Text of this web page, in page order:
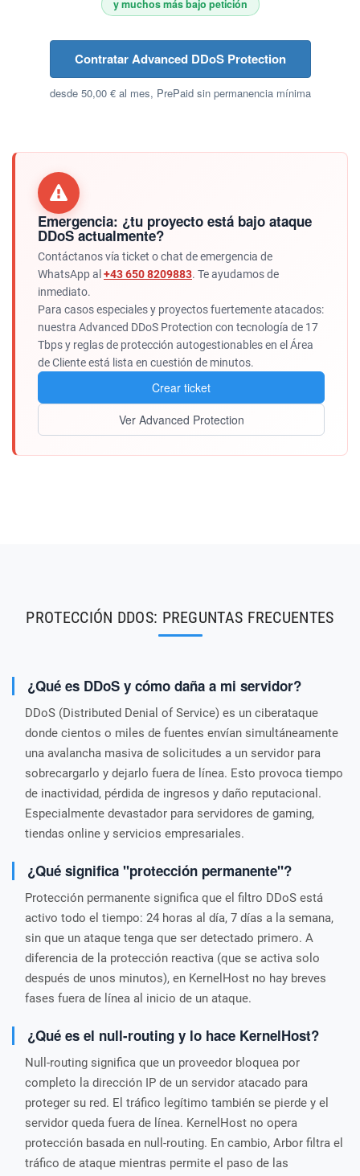
y muchos más bajo petición
Contratar Advanced DDoS Protection
desde 50,00 € al mes, PrePaid sin permanencia mínima
Emergencia: ¿tu proyecto está bajo ataque
DDoS actualmente?
Contáctanos vía ticket o chat de emergencia de
WhatsApp al +43 650 8209883. Te ayudamos de
inmediato.
Para casos especiales y proyectos fuertemente atacados:
nuestra Advanced DDoS Protection con tecnología de 17
Tbps y reglas de protección autogestionables en el Área
de Cliente está lista en cuestión de minutos.
Crear ticket
Ver Advanced Protection
PROTECCIÓN DDOS: PREGUNTAS FRECUENTES
¿Qué es DDoS y cómo daña a mi servidor?
DDoS (Distributed Denial of Service) es un ciberataque
donde cientos o miles de fuentes envían simultáneamente
una avalancha masiva de solicitudes a un servidor para
sobrecargarlo y dejarlo fuera de línea. Esto provoca tiempo
de inactividad, pérdida de ingresos y daño reputacional.
Especialmente devastador para servidores de gaming,
tiendas online y servicios empresariales.
¿Qué significa "protección permanente"?
Protección permanente significa que el filtro DDoS está
activo todo el tiempo: 24 horas al día, 7 días a la semana,
sin que un ataque tenga que ser detectado primero. A
diferencia de la protección reactiva (que se activa solo
después de unos minutos), en KernelHost no hay breves
fases fuera de línea al inicio de un ataque.
¿Qué es el null-routing y lo hace KernelHost?
Null-routing significa que un proveedor bloquea por
completo la dirección IP de un servidor atacado para
proteger su red. El tráfico legítimo también se pierde y el
servidor queda fuera de línea. KernelHost no opera
protección basada en null-routing. En cambio, Arbor filtra el
tráfico de ataque mientras permite el paso de las